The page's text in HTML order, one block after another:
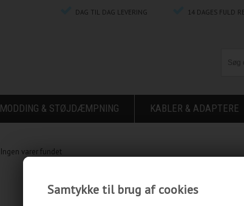
Samtykke til brug af cookies
DAG TIL DAG LEVERING 14 DAGES FULD
MODDING & STØJDÆMPNING KABLER & ADAPTERE
Ingen varer fundet